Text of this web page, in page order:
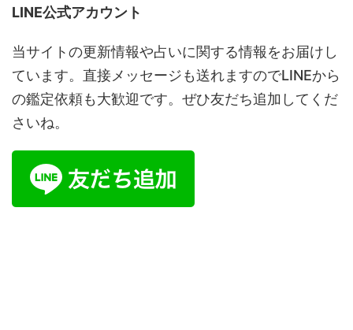
LINE公式アカウント
当サイトの更新情報や占いに関する情報をお届けし
ています。直接メッセージも送れますのでLINEから
の鑑定依頼も大歓迎です。ぜひ友だち追加してくだ
さいね。